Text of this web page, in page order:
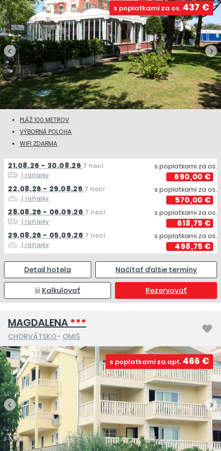
s poplatkami za os. 437 €
PLÁŽ 100 METROV
VÝBORNÁ POLOHA
WIFI ZDARMA
21.08.26 - 30.08.26 7 nocí
| raňajky
s poplatkami za os.
690,00 €
22.08.26 - 29.08.26 7 nocí
| raňajky
s poplatkami za os.
570,00 €
28.08.26 - 06.09.26 7 nocí
| raňajky
s poplatkami za os.
618,75 €
29.08.26 - 05.09.26 7 nocí
| raňajky
s poplatkami za os.
498,75 €
Detail hotela Načítať ďalšie termíny
Kalkulovať Rezervovať
MAGDALENA***
CHORVÁTSKO- OMIŠ
s poplatkami za apt. 466 €